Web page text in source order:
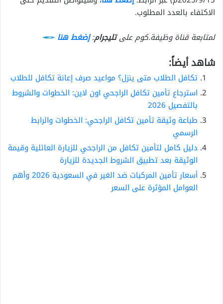
الاكتفاء بالعدد المطلوب.
لمتابعة قناة وظيفة.كوم علىتليجرام:إضغط هنا
شاهد أيضاً:
تكافل الطلاب متى ينزل؟ مواعيد صرف إعانة تكافل للطلاب
استرجاع تأمين تكافل الراجحي اون لاين: الخطوات والشروط
بالتفصيل 2026
طباعة وثيقة تأمين تكافل الراجحي: الخطوات والرابط
الرسمي
دليل كامل لتأمين تكافل من الراجحي للزيارة العائلية وقيمة
الوثيقة بعد تطبيق الشروط الجديدة للزيارة
أسعار تأمين المركبات ضد الغير في السعودية 2026 وأهم
العوامل المؤثرة على السعر